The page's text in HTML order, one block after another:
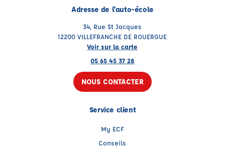
Adresse de l'auto-école
34, Rue St Jacques
12200 VILLEFRANCHE DE ROUERGUE
Voir sur la carte
05 65 45 37 28
NOUS CONTACTER
Service client
My ECF
Conseils